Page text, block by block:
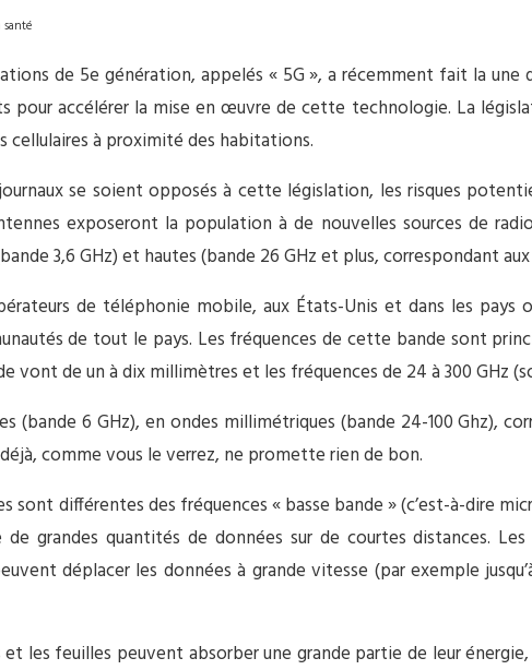
santé
de 5e génération, appelés « 5G », a récemment fait la
pour accélérer la mise en œuvre de cette technologie. La
cellulaires à proximité des habitations.
se soient opposés à cette législation, les risques
exposeront la population à de nouvelles sources de
3,6 GHz) et hautes (bande 26 GHz et plus, correspondant
de téléphonie mobile, aux États-Unis et dans les
de tout le pays. Les fréquences de cette bande sont
vont de un à dix millimètres et les fréquences de 24 à 300 GHz
(bande 6 GHz), en ondes millimétriques (bande 24-100 Ghz),
comme vous le verrez, ne promette rien de bon.
sont différentes des fréquences « basse bande » (c’est-à-dire
grandes quantités de données sur de courtes distances.
déplacer les données à grande vitesse (par exemple
les feuilles peuvent absorber une grande partie de leur